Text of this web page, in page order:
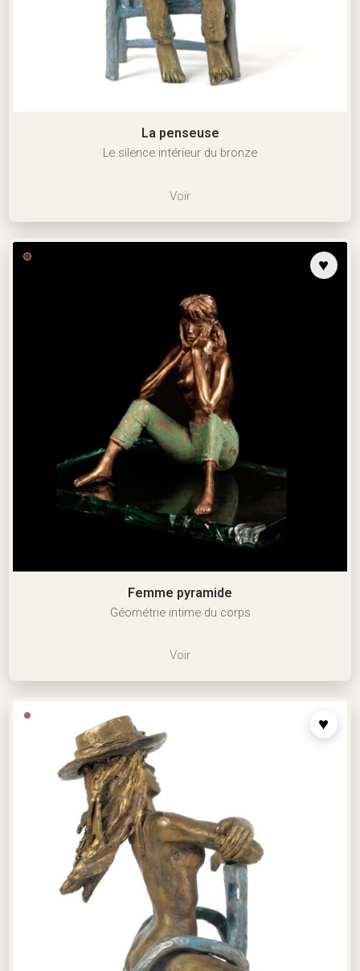
La penseuse
Le silence intérieur du bronze
Voir
Femme pyramide
Géométrie intime du corps
Voir